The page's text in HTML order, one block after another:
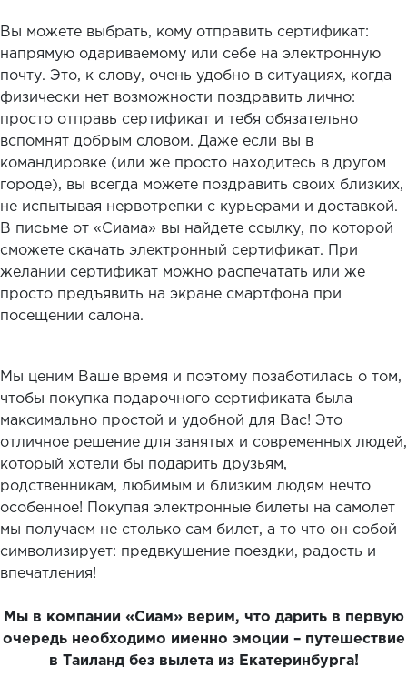
Вы можете выбрать, кому отправить сертификат:
напрямую одариваемому или себе на электронную
почту. Это, к слову, очень удобно в ситуациях, когда
физически нет возможности поздравить лично:
просто отправь сертификат и тебя обязательно
вспомнят добрым словом. Даже если вы в
командировке (или же просто находитесь в другом
городе), вы всегда можете поздравить своих близких,
не испытывая нервотрепки с курьерами и доставкой.
В письме от «Сиама» вы найдете ссылку, по которой
сможете скачать электронный сертификат. При
желании сертификат можно распечатать или же
просто предъявить на экране смартфона при
посещении салона.
Мы ценим Ваше время и поэтому позаботилась о том,
чтобы покупка подарочного сертификата была
максимально простой и удобной для Вас! Это
отличное решение для занятых и современных людей,
который хотели бы подарить друзьям,
родственникам, любимым и близким людям нечто
особенное! Покупая электронные билеты на самолет
мы получаем не столько сам билет, а то что он собой
символизирует: предвкушение поездки, радость и
впечатления!
Мы в компании «Сиам» верим, что дарить в первую
очередь необходимо именно эмоции – путешествие
в Таиланд без вылета из Екатеринбурга!